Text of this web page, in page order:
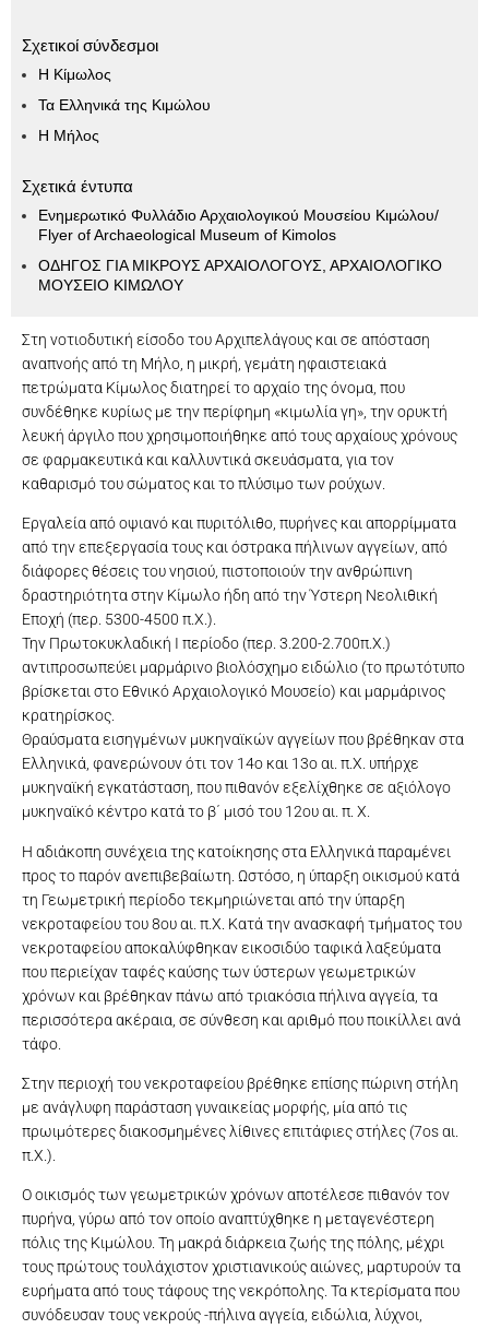
Στη νοτιοδυτική είσοδο του Αρχιπελάγους και σε απόσταση
αναπνοής από τη Μήλο, η μικρή, γεμάτη ηφαιστειακά
πετρώματα Κίμωλος διατηρεί το αρχαίο της όνομα, που
συνδέθηκε κυρίως με την περίφημη «κιμωλία γη», την ορυκτή
λευκή άργιλο που χρησιμοποιήθηκε από τους αρχαίους χρόνους
σε φαρμακευτικά και καλλυντικά σκευάσματα, για τον
καθαρισμό του σώματος και το πλύσιμο των ρούχων.
Eργαλεία από οψιανό και πυριτόλιθο, πυρήνες και απορρίμματα
από την επεξεργασία τους και όστρακα πήλινων αγγείων, από
διάφορες θέσεις του νησιού, πιστοποιούν την ανθρώπινη
δραστηριότητα στην Κίμωλο ήδη από την Ύστερη Νεολιθική
Εποχή (περ. 5300-4500 π.Χ.).
Την Πρωτοκυκλαδική I περίοδο (περ. 3.200-2.700π.Χ.)
αντιπροσωπεύει μαρμάρινο βιολόσχημο ειδώλιο (το πρωτότυπο
βρίσκεται στο Εθνικό Αρχαιολογικό Μουσείο) και μαρμάρινος
κρατηρίσκος.
Θραύσματα εισηγμένων μυκηναϊκών αγγείων που βρέθηκαν στα
Ελληνικά, φανερώνουν ότι τον 14ο και 13ο αι. π.Χ. υπήρχε
μυκηναϊκή εγκατάσταση, που πιθανόν εξελίχθηκε σε αξιόλογο
μυκηναϊκό κέντρο κατά το β΄ μισό του 12ου αι. π. Χ.
Η αδιάκοπη συνέχεια της κατοίκησης στα Ελληνικά παραμένει
προς το παρόν ανεπιβεβαίωτη. Ωστόσο, η ύπαρξη οικισμού κατά
τη Γεωμετρική περίοδο τεκμηριώνεται από την ύπαρξη
νεκροταφείου του 8ου αι. π.Χ. Κατά την ανασκαφή τμήματος του
νεκροταφείου αποκαλύφθηκαν εικοσιδύο ταφικά λαξεύματα
που περιείχαν ταφές καύσης των ύστερων γεωμετρικών
χρόνων και βρέθηκαν πάνω από τριακόσια πήλινα αγγεία, τα
περισσότερα ακέραια, σε σύνθεση και αριθμό που ποικίλλει ανά
τάφο.
Στην περιοχή του νεκροταφείου βρέθηκε επίσης πώρινη στήλη
με ανάγλυφη παράσταση γυναικείας μορφής, μία από τις
πρωιμότερες διακοσμημένες λίθινες επιτάφιες στήλες (7οs αι.
π.Χ.).
Ο οικισμός των γεωμετρικών χρόνων αποτέλεσε πιθανόν τον
πυρήνα, γύρω από τον οποίο αναπτύχθηκε η μεταγενέστερη
πόλις της Κιμώλου. Τη μακρά διάρκεια ζωής της πόλης, μέχρι
τους πρώτους τουλάχιστον χριστιανικούς αιώνες, μαρτυρούν τα
ευρήματα από τους τάφους της νεκρόπολης. Τα κτερίσματα που
συνόδευσαν τους νεκρούς -πήλινα αγγεία, ειδώλια, λύχνοι,
Σχετικοί σύνδεσμοι
Η Κίμωλος
Τα Ελληνικά της Κιμώλου
Η Μήλος
Σχετικά έντυπα
Ενημερωτικό Φυλλάδιο Αρχαιολογικού Μουσείου Κιμώλου/
Flyer of Archaeological Museum of Kimolos
ΟΔΗΓΟΣ ΓΙΑ ΜΙΚΡΟΥΣ ΑΡΧΑΙΟΛΟΓΟΥΣ, ΑΡΧΑΙΟΛΟΓΙΚΟ
ΜΟΥΣΕΙΟ ΚΙΜΩΛΟΥ